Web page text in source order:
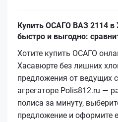
Купить ОСАГО ВАЗ 2114 в
быстро и выгодно:
Хотите купить ОСАГО
Хасавюрте без лишних
предложения от ведущих
агрегаторе Polis812.ru —
полиса за минуту,
предложение и оформите